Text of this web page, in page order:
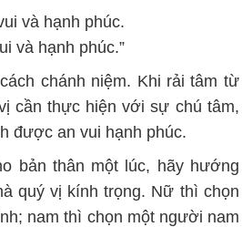
và hạnh phúc.
và hạnh phúc.”
chánh niệm. Khi rải tâm từ
cần thực hiện với sự chú tâm,
được an vui hạnh phúc.
bản thân một lúc, hãy hướng
quý vị kính trọng. Nữ thì chọn
nam thì chọn một người nam